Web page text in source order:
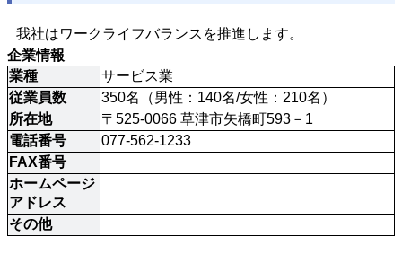
我社はワークライフバランスを推進します。
企業情報
業種
サービス業
従業員数
350名（男性：140名/女性：210名）
所在地
〒525-0066 草津市矢橋町593－1
電話番号
077-562-1233
FAX番号
ホームページ
アドレス
その他